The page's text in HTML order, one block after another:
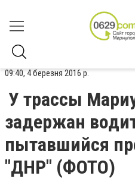
09:40, 4 березня 2016 р.
У трассы
задержан
пытавшийся
"ДНР" (ФОТО)